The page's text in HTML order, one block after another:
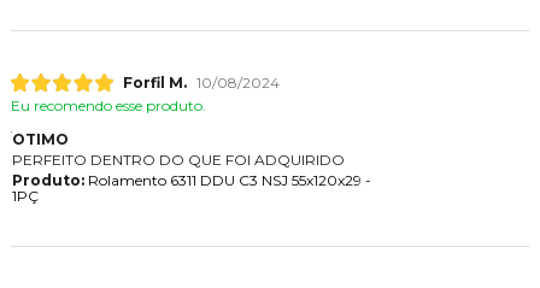
Forfil M. 10/08/2024
Eu recomendo esse produto.
OTIMO
PERFEITO DENTRO DO QUE FOI ADQUIRIDO
Produto:Rolamento 6311 DDU C3 NSJ 55x120x29 -
1PÇ